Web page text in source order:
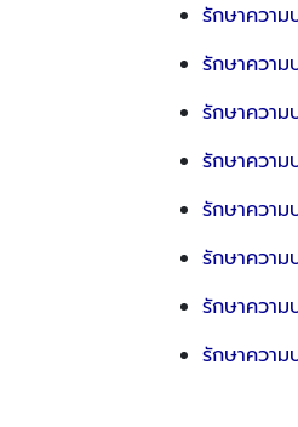
รักษาควา
รักษาความ
รักษาควา
รักษาควา
รักษาควา
รักษาควา
รักษาควา
รักษาควา